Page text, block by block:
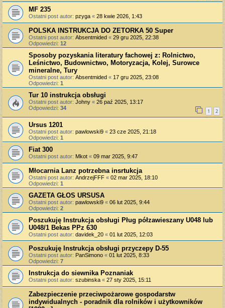
MF 235
Ostatni post autor: pzyga « 28 kwie 2026, 1:43
POLSKA INSTRUKCJA DO ZETORKA 50 Super
Ostatni post autor: Absentmided « 29 gru 2025, 22:38
Odpowiedzi: 12
Sposoby pozyskania literatury fachowej z: Rolnictwo,
Leśnictwo, Budownictwo, Motoryzacja, Kolej, Surowce
mineralne, Tury
Ostatni post autor: Absentmided « 17 gru 2025, 23:08
Odpowiedzi: 1
Tur 10 instrukcja obsługi
Ostatni post autor: Johny « 26 paź 2025, 13:17
Odpowiedzi: 34 1 2
Ursus 1201
Ostatni post autor: pawlowski9 « 23 cze 2025, 21:18
Odpowiedzi: 1
Fiat 300
Ostatni post autor: Mkot « 09 mar 2025, 9:47
Młocarnia Lanz potrzebna insrtukcja
Ostatni post autor: AndrzejFFF « 02 mar 2025, 18:10
Odpowiedzi: 1
GAZETA GŁOS URSUSA
Ostatni post autor: pawlowski9 « 06 lut 2025, 9:44
Odpowiedzi: 2
Poszukuję Instrukcja obsługi Pług półzawieszany U048 lub
U048/1 Bekas PPz 630
Ostatni post autor: davidek_20 « 01 lut 2025, 12:03
Poszukuję Instrukcja obsługi przyczepy D-55
Ostatni post autor: PanSimono « 01 lut 2025, 8:33
Odpowiedzi: 7
Instrukcja do siewnika Poznaniak
Ostatni post autor: szubinska « 27 sty 2025, 15:11
Zabezpieczenie przeciwpożarowe gospodarstw
indywidualnych - poradnik dla rolników i użytkowników